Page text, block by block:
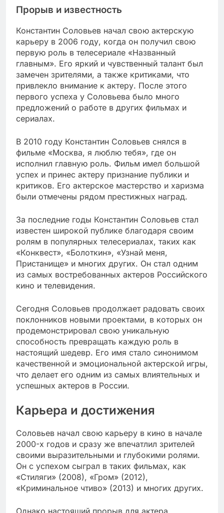
Прорыв и известность
Константин Соловьев начал свою актерскую
карьеру в 2006 году, когда он получил свою
первую роль в телесериале «Названный
главным». Его яркий и чувственный талант был
замечен зрителями, а также критиками, что
привлекло внимание к актеру. После этого
первого успеха у Соловьева было много
предложений о работе в других фильмах и
сериалах.
В 2010 году Константин Соловьев снялся в
фильме «Москва, я люблю тебя», где он
исполнил главную роль. Фильм имел большой
успех и принес актеру признание публики и
критиков. Его актерское мастерство и харизма
были отмечены рядом престижных наград.
За последние годы Константин Соловьев стал
известен широкой публике благодаря своим
ролям в популярных телесериалах, таких как
«Конквест», «Болоткин», «Узнай меня,
Пристанище» и многих других. Он стал одним
из самых востребованных актеров Российского
кино и телевидения.
Сегодня Соловьев продолжает радовать своих
поклонников новыми проектами, в которых он
продемонстрировал свою уникальную
способность превращать каждую роль в
настоящий шедевр. Его имя стало синонимом
качественной и эмоциональной актерской игры,
что делает его одним из самых влиятельных и
успешных актеров в России.
Карьера и достижения
Соловьев начал свою карьеру в кино в начале
2000-х годов и сразу же впечатлил зрителей
своими выразительными и глубокими ролями.
Он с успехом сыграл в таких фильмах, как
«Стиляги» (2008), «Гром» (2012),
«Криминальное чтиво» (2013) и многих других.
Однако настоящий прорыв для актера